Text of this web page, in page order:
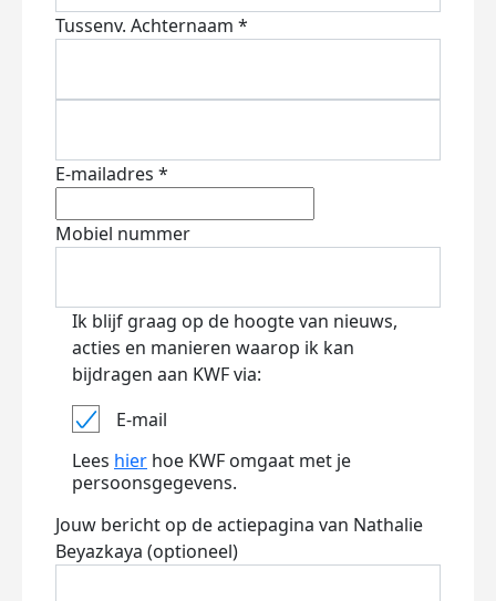
Tussenv. Achternaam *
E-mailadres *
Mobiel nummer
Ik blijf graag op de hoogte van nieuws,
acties en manieren waarop ik kan
bijdragen aan KWF via:
E-mail
Lees hier hoe KWF omgaat met je
persoonsgegevens.
Jouw bericht op de actiepagina van Nathalie
Beyazkaya (optioneel)